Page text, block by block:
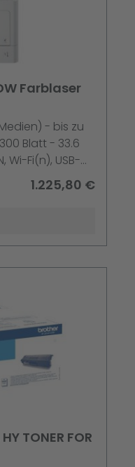
Farblaser
min 1GB
- bis zu
Blatt - 33.6
Wi-Fi(n), USB-
AirBag für
1.225,80 €
TONER FOR